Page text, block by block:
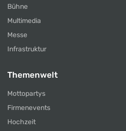
Bühne
Multimedia
Messe
Infrastruktur
Themenwelt
Mottopartys
Firmenevents
Hochzeit